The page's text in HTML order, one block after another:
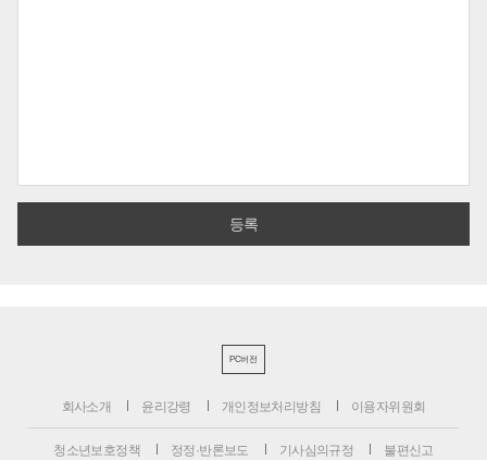
PC버전
회사소개 윤리강령 개인정보처리방침 이용자위원회
청소년보호정책 정정·반론보도 기사심의규정 불편신고